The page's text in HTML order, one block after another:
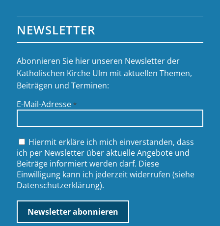
NEWSLETTER
Abonnieren Sie hier unseren Newsletter der
Katholischen Kirche Ulm mit aktuellen Themen,
Beiträgen und Terminen:
E-Mail-Adresse *
Hiermit erkläre ich mich einverstanden, dass
ich per Newsletter über aktuelle Angebote und
Beiträge informiert werden darf. Diese
Einwilligung kann ich jederzeit widerrufen (siehe
Datenschutzerklärung).